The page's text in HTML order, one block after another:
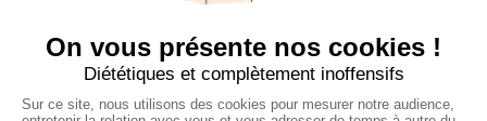
Ajouter mon salon
CGU